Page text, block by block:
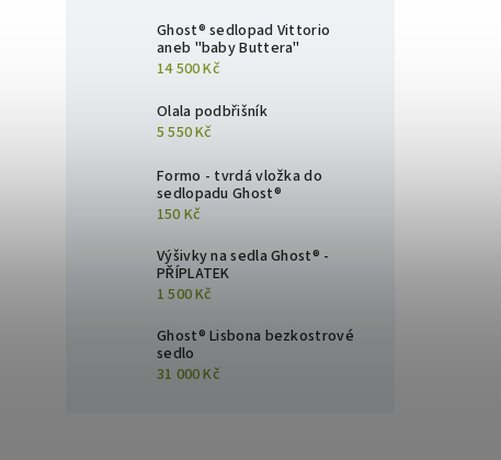
Ghost® sedlopad Vittorio
aneb "baby Buttera"
14 500 Kč
Olala podbřišník
5 550 Kč
Formo - tvrdá vložka do
sedlopadu Ghost®
150 Kč
Výšivky na sedla Ghost® -
PŘÍPLATEK
1 500 Kč
Ghost® Lisbona bezkostrové
sedlo
31 000 Kč